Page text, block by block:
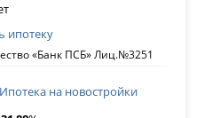
«Банк ПСБ» Лиц.№3251
ипотеку
на новостройки